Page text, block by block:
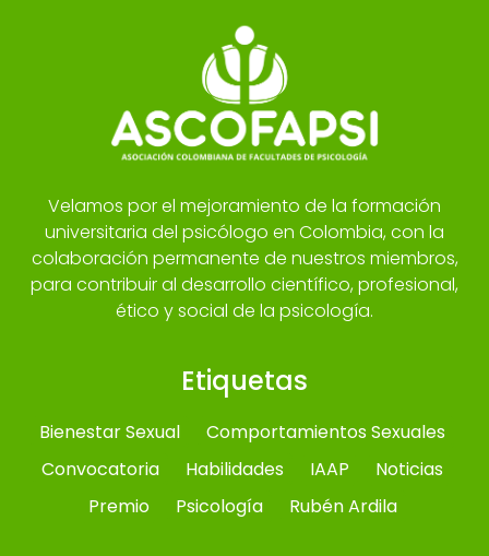
Velamos por el mejoramiento de la formación
universitaria del psicólogo en Colombia, con la
colaboración permanente de nuestros miembros,
para contribuir al desarrollo científico, profesional,
ético y social de la psicología.
Etiquetas
Bienestar Sexual
Comportamientos Sexuales
Convocatoria
Habilidades IAAP
Noticias
Premio
Psicología Rubén Ardila